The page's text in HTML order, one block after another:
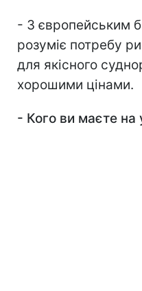
- З європейським
розуміє потребу
для якісного
хорошими цінами.
- Кого ви маєте на